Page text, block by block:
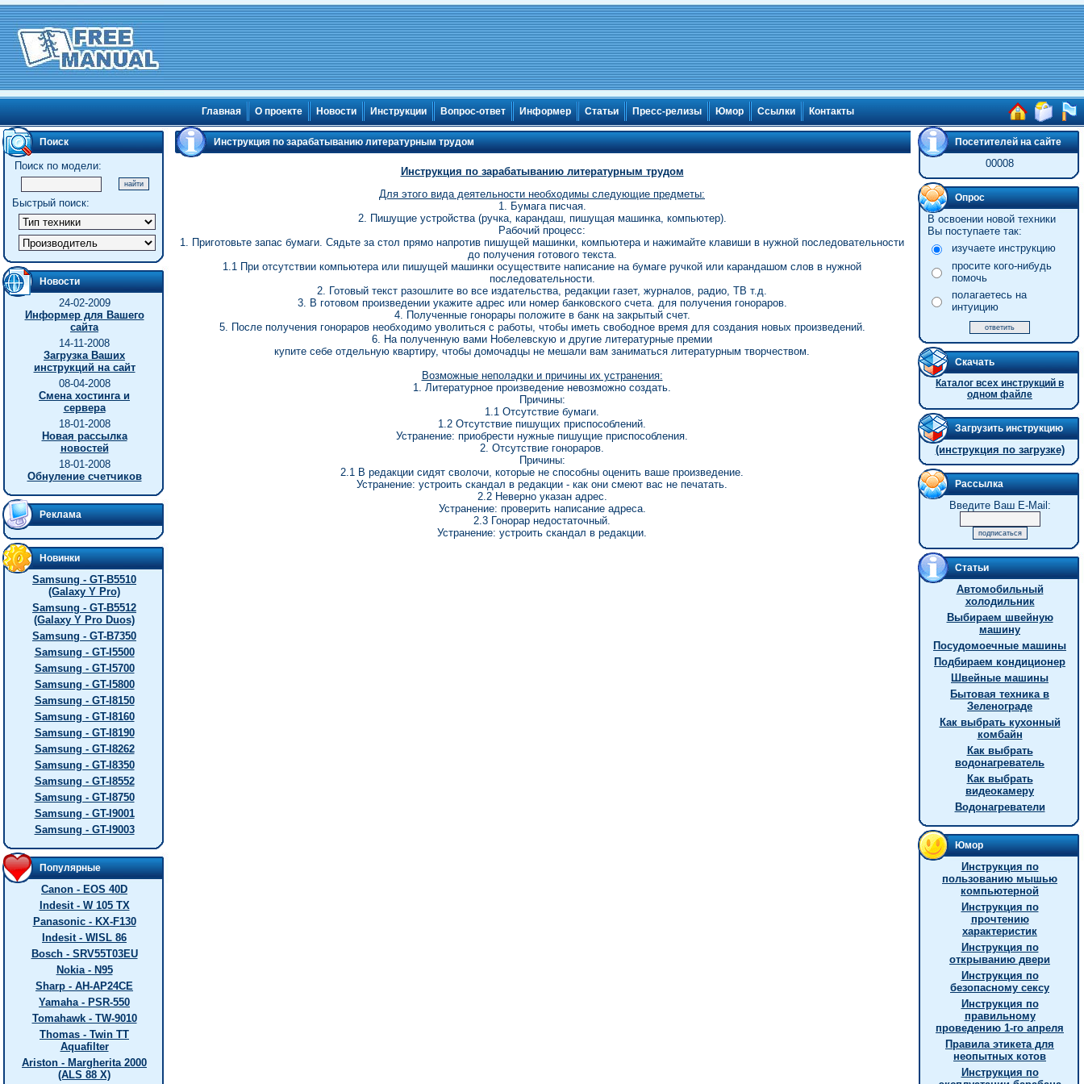
Главная О проекте Новости Инструкции Вопрос-ответ Информер Статьи Пресс-релизы Юмор Ссылки Контакты
Поиск
Поиск по модели:
Быстрый поиск:
Новости
24-02-2009
Информер для Вашего
сайта
14-11-2008
Загрузка Ваших
инструкций на сайт
08-04-2008
Смена хостинга и
сервера
18-01-2008
Новая рассылка
новостей
18-01-2008
Обнуление счетчиков
Реклама
Новинки
Samsung - GT-B5510
(Galaxy Y Pro)
Samsung - GT-B5512
(Galaxy Y Pro Duos)
Samsung - GT-B7350
Samsung - GT-I5500
Samsung - GT-I5700
Samsung - GT-I5800
Samsung - GT-I8150
Samsung - GT-I8160
Samsung - GT-I8190
Samsung - GT-I8262
Samsung - GT-I8350
Samsung - GT-I8552
Samsung - GT-I8750
Samsung - GT-I9001
Samsung - GT-I9003
Популярные
Canon - EOS 40D
Indesit - W 105 TX
Panasonic - KX-F130
Indesit - WISL 86
Bosch - SRV55T03EU
Nokia - N95
Sharp - AH-AP24CE
Yamaha - PSR-550
Tomahawk - TW-9010
Thomas - Twin TT
Aquafilter
Ariston - Margherita 2000
(ALS 88 X)
Инструкция по зарабатыванию литературным трудом
Инструкция по зарабатыванию литературным трудом
Для этого вида деятельности необходимы следующие предметы:
1. Бумага писчая.
2. Пишущие устройства (ручка, карандаш, пишущая машинка, компьютер).
Рабочий процесс:
1. Приготовьте запас бумаги. Сядьте за стол прямо напротив пишущей машинки, компьютера и нажимайте клавиши в нужной последовательности
до получения готового текста.
1.1 При отсутствии компьютера или пишущей машинки осуществите написание на бумаге ручкой или карандашом слов в нужной
последовательности.
2. Готовый текст разошлите во все издательства, редакции газет, журналов, радио, ТВ т.д.
3. В готовом произведении укажите адрес или номер банковского счета. для получения гонораров.
4. Полученные гонорары положите в банк на закрытый счет.
5. После получения гонораров необходимо уволиться с работы, чтобы иметь свободное время для создания новых произведений.
6. На полученную вами Нобелевскую и другие литературные премии
купите себе отдельную квартиру, чтобы домочадцы не мешали вам заниматься литературным творчеством.
Возможные неполадки и причины их устранения:
1. Литературное произведение невозможно создать.
Причины:
1.1 Отсутствие бумаги.
1.2 Отсутствие пишущих приспособлений.
Устранение: приобрести нужные пишущие приспособления.
2. Отсутствие гонораров.
Причины:
2.1 В редакции сидят сволочи, которые не способны оценить ваше произведение.
Устранение: устроить скандал в редакции - как они смеют вас не печатать.
2.2 Неверно указан адрес.
Устранение: проверить написание адреса.
2.3 Гонорар недостаточный.
Устранение: устроить скандал в редакции.
Посетителей на сайте
00008
Опрос
В освоении новой техники
Вы поступаете так:
изучаете инструкцию
просите кого-нибудь
помочь
полагаетесь на
интуицию
Скачать
Каталог всех инструкций в
одном файле
Загрузить инструкцию
(инструкция по загрузке)
Рассылка
Введите Ваш E-Mail:
Статьи
Автомобильный
холодильник
Выбираем швейную
машину
Посудомоечные машины
Подбираем кондиционер
Швейные машины
Бытовая техника в
Зеленограде
Как выбрать кухонный
комбайн
Как выбрать
водонагреватель
Как выбрать
видеокамеру
Водонагреватели
Юмор
Инструкция по
пользованию мышью
компьютерной
Инструкция по
прочтению
характеристик
Инструкция по
открыванию двери
Инструкция по
безопасному сексу
Инструкция по
правильному
проведению 1-го апреля
Правила этикета для
неопытных котов
Инструкция по